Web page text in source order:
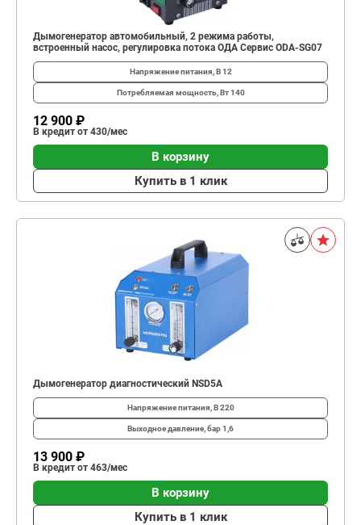
Дымогенератор автомобильный, 2 режима работы,
встроенный насос, регулировка потока ОДА Сервис ODA-SG07
Напряжение питания, В12
Потребляемая мощность, Вт140
12 900 ₽
В кредит от 430/мес
В корзину
Купить в 1 клик
Дымогенератор диагностический NSD5A
Напряжение питания, В220
Выходное давление, бар1,6
13 900 ₽
В кредит от 463/мес
В корзину
Купить в 1 клик